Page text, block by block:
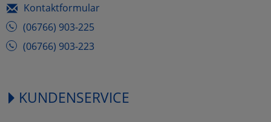
Kontaktformular
(06766) 903-225
(06766) 903-223
KUNDENSERVICE